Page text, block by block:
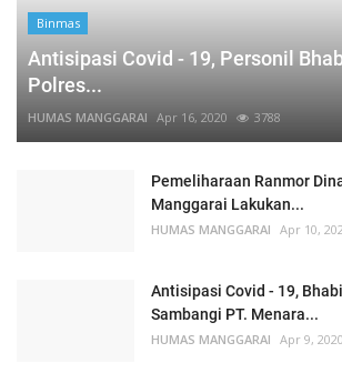
Binmas
Antisipasi Covid - 19, Personil
Polres...
HUMAS MANGGARAI Apr 16, 2020 3788
Pemeliharaan Ranmor
Manggarai Lakukan...
HUMAS MANGGARAI Apr 10,
Antisipasi Covid - 19,
Sambangi PT. Menara...
HUMAS MANGGARAI Apr 9, 2020